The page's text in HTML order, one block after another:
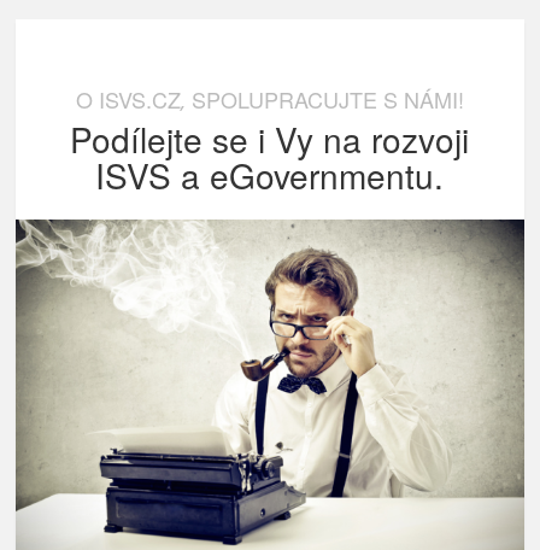
O ISVS.CZ, SPOLUPRACUJTE S NÁMI!
Podílejte se i Vy na rozvoji
ISVS a eGovernmentu.